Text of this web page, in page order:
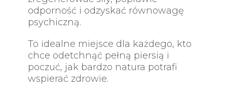
odporność i odzyskać równowagę
psychiczną.
To idealne miejsce dla każdego, kto
chce odetchnąć pełną piersią i
poczuć, jak bardzo natura potrafi
wspierać zdrowie.